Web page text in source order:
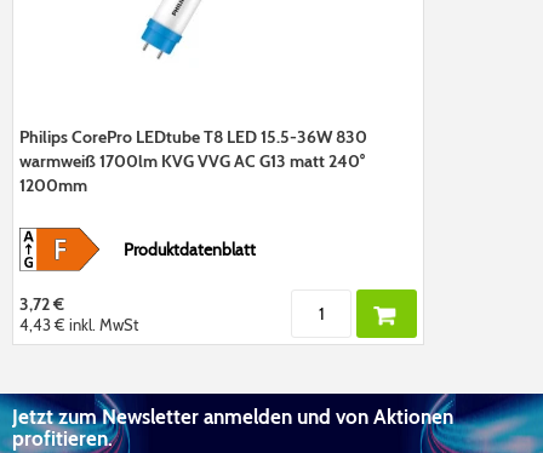
Philips CorePro LEDtube T8 LED 15.5-36W 830
warmweiß 1700lm KVG VVG AC G13 matt 240°
1200mm
Produktdatenblatt
3,72 €
4,43 € inkl. MwSt
Jetzt zum Newsletter anmelden und von Aktionen
profitieren.